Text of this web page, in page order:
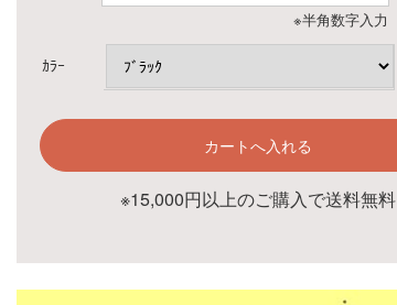
※半角数字入力
ｶﾗｰ
※15,000円以上のご購入で送料無料